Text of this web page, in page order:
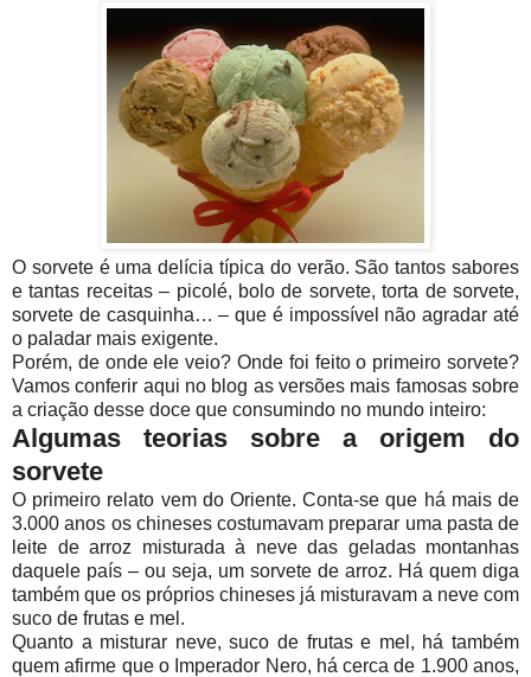
O sorvete é uma delícia típica do verão. São tantos sabores
e tantas receitas – picolé, bolo de sorvete, torta de sorvete,
sorvete de casquinha… – que é impossível não agradar até
o paladar mais exigente.
Porém, de onde ele veio? Onde foi feito o primeiro sorvete?
Vamos conferir aqui no blog as versões mais famosas sobre
a criação desse doce que consumindo no mundo inteiro:
Algumas teorias sobre a origem do
sorvete
O primeiro relato vem do Oriente. Conta-se que há mais de
3.000 anos os chineses costumavam preparar uma pasta de
leite de arroz misturada à neve das geladas montanhas
daquele país – ou seja, um sorvete de arroz. Há quem diga
também que os próprios chineses já misturavam a neve com
suco de frutas e mel.
Quanto a misturar neve, suco de frutas e mel, há também
quem afirme que o Imperador Nero, há cerca de 1.900 anos,